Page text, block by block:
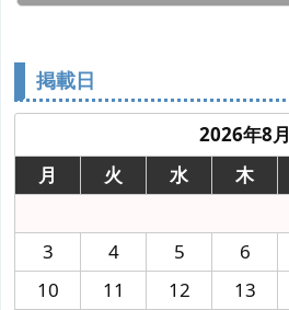
掲載日
2026年8月
月
火 水 木
3
4 5 6
10
11 12 13